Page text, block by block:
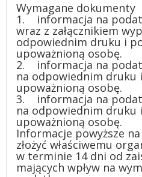
Wymagane dokumenty
1. informacja na
wraz z załącznikiem
odpowiednim druku i
upoważnioną osobę.
2. informacja na
na odpowiednim druku
upoważnioną osobę.
3. informacja na
na odpowiednim druku
upoważnioną osobę.
Informacje powyższe
złożyć właściwemu
w terminie 14 dni od
mających wpływ na